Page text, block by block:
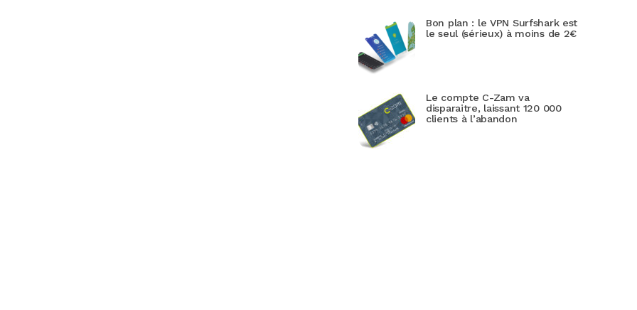
Bon plan : le VPN Surfshark est
le seul (sérieux) à moins de 2€
Le compte C-Zam va
disparaitre, laissant 120 000
clients à l’abandon